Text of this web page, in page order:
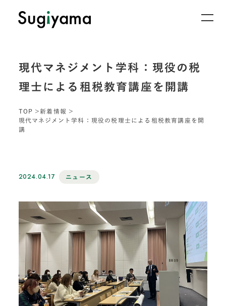
現代マネジメント学科：現役の税
理士による租税教育講座を開講
TOP
新着情報
現代マネジメント学科：現役の税理士による租税教育講座を開
講
2024.04.17 ニュース